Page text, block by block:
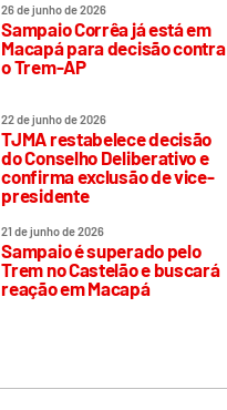
26 de junho de 2026
Sampaio Corrêa já está em
Macapá para decisão contra
o Trem-AP
22 de junho de 2026
TJMA restabelece decisão
do Conselho Deliberativo e
confirma exclusão de vice-
presidente
21 de junho de 2026
Sampaio é superado pelo
Trem no Castelão e buscará
reação em Macapá